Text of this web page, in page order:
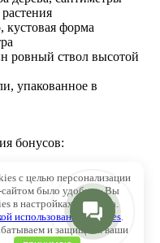
с целью персонализации
сайтом было удобнее. Вы
в настройках браузера.
использования Cookies
и защищаем ваши
кустовая форма
ровный ствол высотой
упакованное в
бонусов:
с 1 ноября по 30
по 31 июля 2026 года